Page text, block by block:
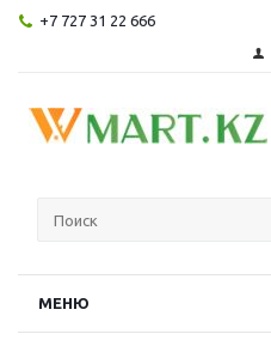
+7 727 31 22 666
МЕНЮ